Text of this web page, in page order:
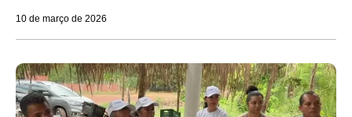
10 de março de 2026